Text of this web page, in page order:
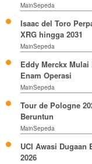
MainSepeda
Isaac del Toro
XRG hingga 2031
MainSepeda
Eddy Merckx
Enam Operasi
MainSepeda
Tour de Pologne
Beruntun
MainSepeda
UCI Awasi Dugaan
2026